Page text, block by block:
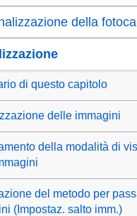
della
di questo capitolo
delle immagini
della modalità di
del metodo per
( Impostaz. salto imm.)